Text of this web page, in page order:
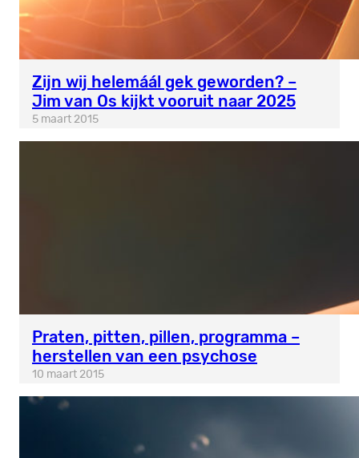
Zijn wij helemáál gek geworden? –
Jim van Os kijkt vooruit naar 2025
5 maart 2015
Praten, pitten, pillen, programma –
herstellen van een psychose
10 maart 2015